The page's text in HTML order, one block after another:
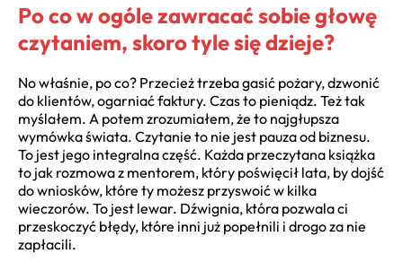
Po co w ogóle zawracać sobie głowę
czytaniem, skoro tyle się dzieje?
No właśnie, po co? Przecież trzeba gasić pożary, dzwonić
do klientów, ogarniać faktury. Czas to pieniądz. Też tak
myślałem. A potem zrozumiałem, że to najgłupsza
wymówka świata. Czytanie to nie jest pauza od biznesu.
To jest jego integralna część. Każda przeczytana książka
to jak rozmowa z mentorem, który poświęcił lata, by dojść
do wniosków, które ty możesz przyswoić w kilka
wieczorów. To jest lewar. Dźwignia, która pozwala ci
przeskoczyć błędy, które inni już popełnili i drogo za nie
zapłacili.